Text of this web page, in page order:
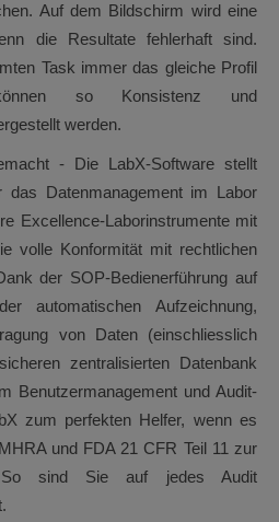
Auf dem Bildschirm wird eine
die Resultate fehlerhaft sind.
Task immer das gleiche Profil
so Konsistenz und
werden.
- Die LabX-Software stellt
das Datenmanagement im Labor
Excellence-Laborinstrumente mit
volle Konformität mit rechtlichen
der SOP-Bedienerführung auf
automatischen Aufzeichnung,
von Daten (einschliesslich
zentralisierten Datenbank
Benutzermanagement und Audit-
zum perfekten Helfer, wenn es
und FDA 21 CFR Teil 11 zur
So sind Sie auf jedes Audit